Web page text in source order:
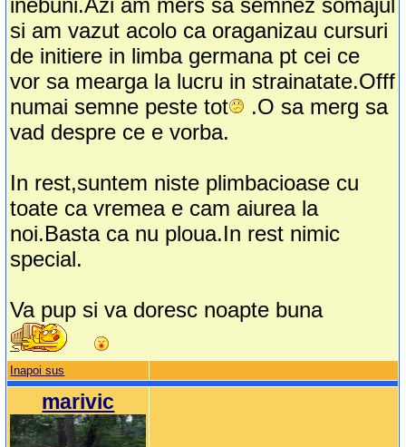
inebuni.Azi am mers sa semnez somajul
si am vazut acolo ca oraganizau cursuri
de initiere in limba germana pt cei ce
vor sa mearga la lucru in strainatate.Offf
numai semne peste tot
.O sa merg sa
vad despre ce e vorba.
In rest,suntem niste plimbacioase cu
toate ca vremea e cam aiurea la
noi.Basta ca nu ploua.In rest nimic
special.
Va pup si va doresc noapte buna
Inapoi sus
marivic